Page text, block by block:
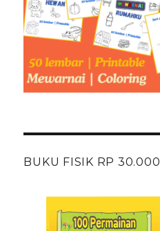
BUKU FISIK RP 30.000